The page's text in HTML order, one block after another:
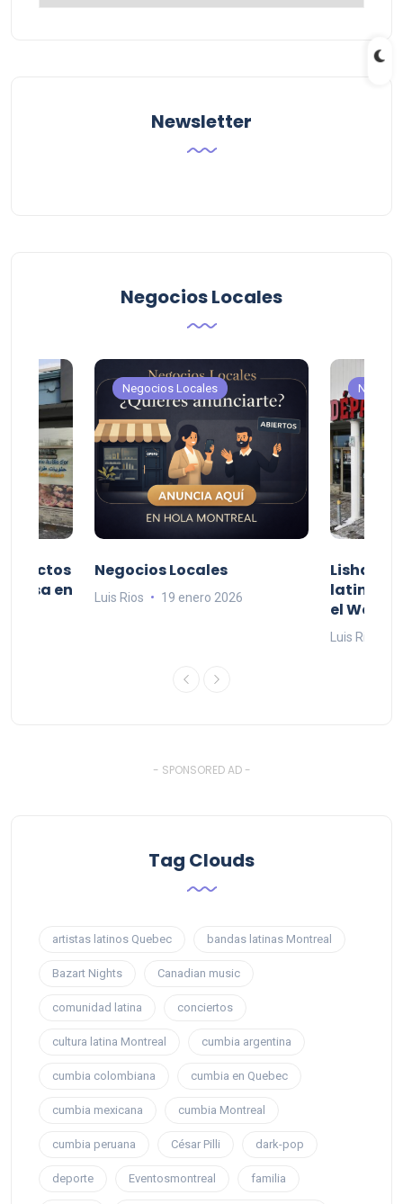
Newsletter
Negocios Locales
casa en
Negocios Locales
Negocios Locales
Luis Rios 19 enero 2026
Lishaam
latinos
el West
Luis Rios
- SPONSORED AD -
Tag Clouds
artistas latinos Quebec bandas latinas Montreal
Bazart Nights Canadian music
comunidad latina conciertos
cultura latina Montreal cumbia argentina
cumbia colombiana cumbia en Quebec
cumbia mexicana cumbia Montreal
cumbia peruana César Pilli dark-pop
deporte Eventosmontreal familia